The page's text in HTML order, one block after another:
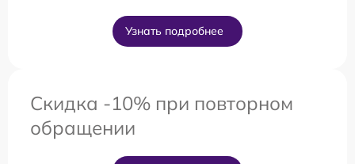
Узнать подробнее
Скидка -10% при повторном
обращении